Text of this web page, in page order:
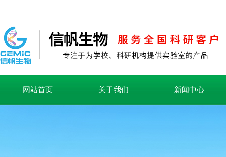
网站首页 关于我们 新闻中心